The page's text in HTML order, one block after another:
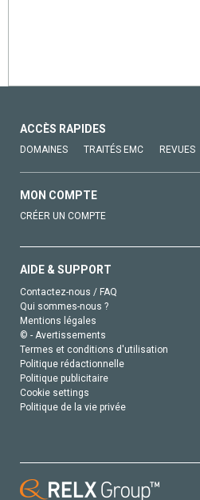
ACCÈS RAPIDES
DOMAINES TRAITÉS EMC REVUES
MON COMPTE
CRÉER UN COMPTE
AIDE & SUPPORT
Contactez-nous / FAQ
Qui sommes-nous ?
Mentions légales
© - Avertissements
Termes et conditions d'utilisation
Politique rédactionnelle
Politique publicitaire
Cookie settings
Politique de la vie privée